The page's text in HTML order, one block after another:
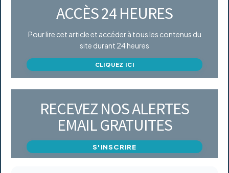
ACCÈS 24 HEURES
Pour lire cet article et accéder à tous les contenus du
site durant 24 heures
CLIQUEZ ICI
RECEVEZ NOS ALERTES
EMAIL GRATUITES
S'INSCRIRE